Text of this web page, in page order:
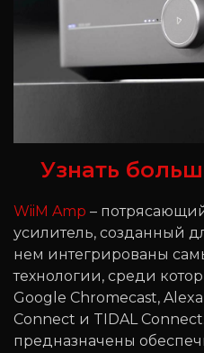
Узнать
WiiM Amp –
усилитель, созданный
нем интегрированы
технологии, среди
Google Chromecast,
Connect и TIDAL
предназначены